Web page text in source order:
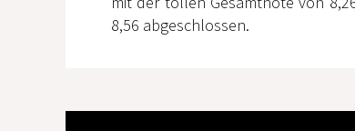
8,56 abgeschlossen.